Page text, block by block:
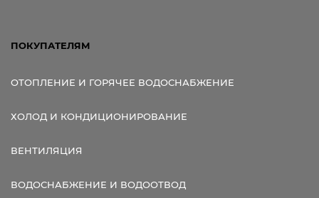
ПОКУПАТЕЛЯМ
ОТОПЛЕНИЕ И ГОРЯЧЕЕ ВОДОСНАБЖЕНИЕ
ХОЛОД И КОНДИЦИОНИРОВАНИЕ
ВЕНТИЛЯЦИЯ
ВОДОСНАБЖЕНИЕ И ВОДООТВОД